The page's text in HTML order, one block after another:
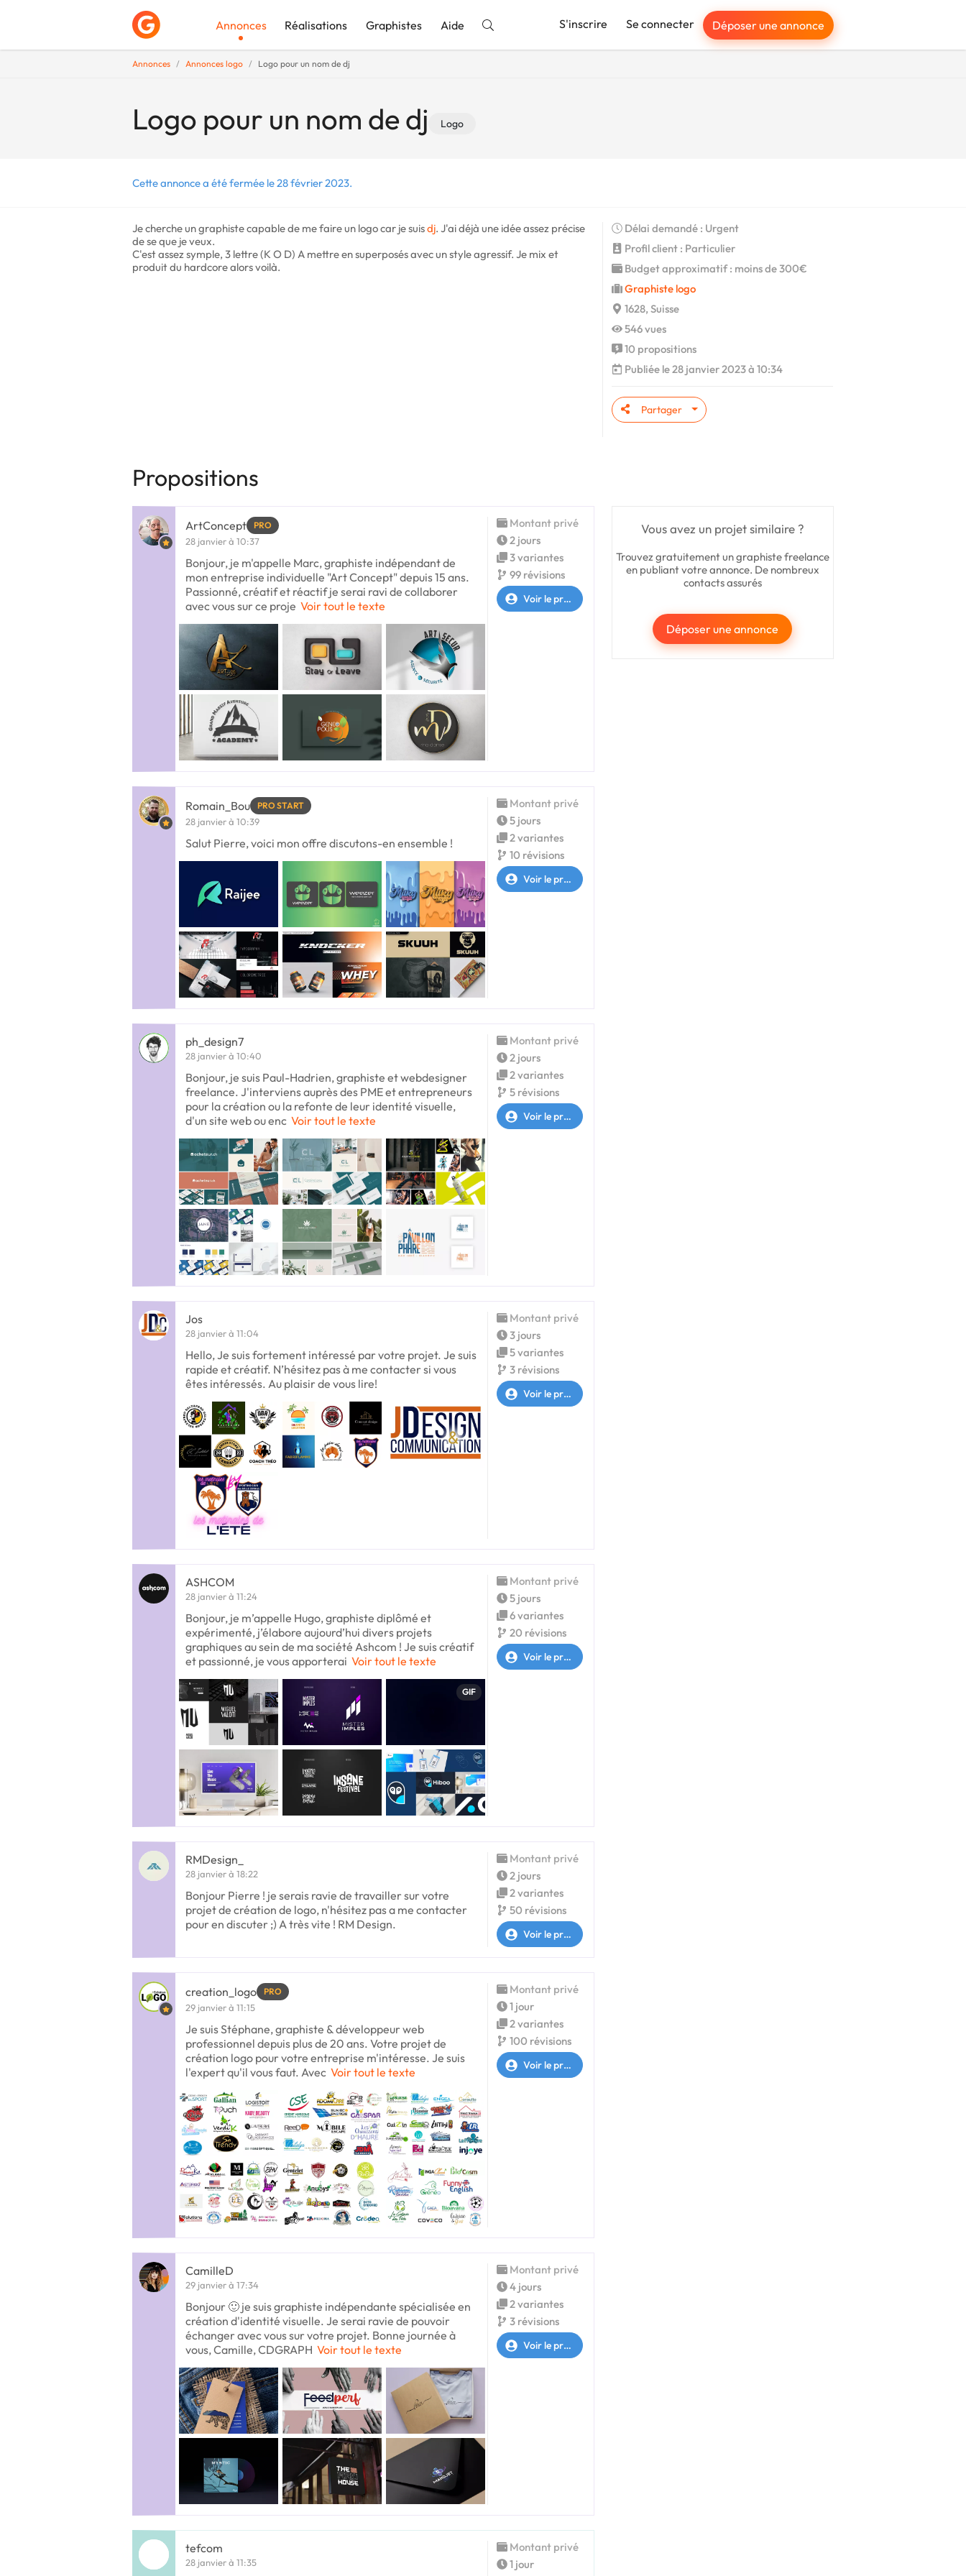
Annonces Réalisations Graphistes Aide S'inscrire Se connecter Déposer une annonce
Annonces Annonces logo Logo pour un nom de dj
Logo pour un nom de dj Logo
Cette annonce a été fermée le 28 février 2023.
Je cherche un graphiste capable de me faire un logo car je suisdj. J'ai déjà une idée assez précise
de se que je veux.
C'est assez symple, 3 lettre (K O D) A mettre en superposés avec un style agressif. Je mix et
produit du hardcore alors voilà.
Délai demandé : Urgent
Profil client : Particulier
Budget approximatif : moins de 300€
Graphiste logo
1628, Suisse
546 vues
10 propositions
Publiée le 28 janvier 2023 à 10:34
Partager
Propositions
Vous avez un projet similaire ?
Trouvez gratuitement un graphiste freelance
en publiant votre annonce. De nombreux
contacts assurés
Déposer une annonce
ArtConcept PRO
28 janvier à 10:37
Bonjour, je m'appelle Marc, graphiste indépendant de
mon entreprise individuelle "Art Concept" depuis 15 ans.
Passionné, créatif et réactif je serai ravi de collaborer
avec vous sur ce proje Voir tout le texte
Montant privé
2 jours
3 variantes
99 révisions
Voir le profil
Romain_Bou PRO START
28 janvier à 10:39
Salut Pierre, voici mon offre discutons-en ensemble !
Montant privé
5 jours
2 variantes
10 révisions
Voir le profil
ph_design7
28 janvier à 10:40
Bonjour, je suis Paul-Hadrien, graphiste et webdesigner
freelance. J'interviens auprès des PME et entrepreneurs
pour la création ou la refonte de leur identité visuelle,
d'un site web ou enc Voir tout le texte
Montant privé
2 jours
2 variantes
5 révisions
Voir le profil
Jos
28 janvier à 11:04
Hello, Je suis fortement intéressé par votre projet. Je suis
rapide et créatif. N’hésitez pas à me contacter si vous
êtes intéressés. Au plaisir de vous lire!
Montant privé
3 jours
5 variantes
3 révisions
Voir le profil
ASHCOM
28 janvier à 11:24
Bonjour, je m’appelle Hugo, graphiste diplômé et
expérimenté, j’élabore aujourd’hui divers projets
graphiques au sein de ma société Ashcom ! Je suis créatif
et passionné, je vous apporterai Voir tout le texte
GIF
Montant privé
5 jours
6 variantes
20 révisions
Voir le profil
RMDesign_
28 janvier à 18:22
Bonjour Pierre ! je serais ravie de travailler sur votre
projet de création de logo, n'hésitez pas a me contacter
pour en discuter ;) A très vite ! RM Design.
Montant privé
2 jours
2 variantes
50 révisions
Voir le profil
creation_logo PRO
29 janvier à 11:15
Je suis Stéphane, graphiste & développeur web
professionnel depuis plus de 20 ans. Votre projet de
création logo pour votre entreprise m'intéresse. Je suis
l'expert qu'il vous faut. Avec Voir tout le texte
Montant privé
1 jour
2 variantes
100 révisions
Voir le profil
CamilleD
29 janvier à 17:34
Bonjour 🙂 je suis graphiste indépendante spécialisée en
création d'identité visuelle. Je serai ravie de pouvoir
échanger avec vous sur votre projet. Bonne journée à
vous, Camille, CDGRAPH Voir tout le texte
Montant privé
4 jours
2 variantes
3 révisions
Voir le profil
tefcom
28 janvier à 11:35
Montant privé
1 jour